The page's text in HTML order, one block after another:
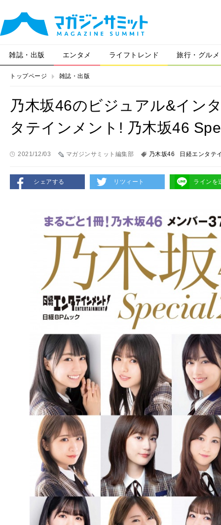
雑誌・出版 エンタメ ライフトレンド 旅行・グルメ
トップページ 雑誌・出版
乃木坂46のビジュアル&イン
タテインメント! 乃木坂46
2021/12/03 マガジンサミット編集部 乃木坂46 日経エンタテ
シェアする リツィート ラインを